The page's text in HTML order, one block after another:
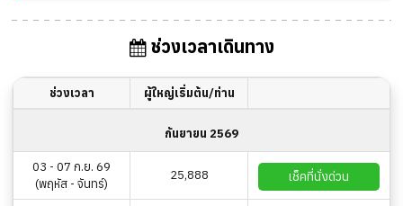
ช่วงเวลาเดินทาง
ช่วงเวลา ผู้ใหญ่เริ่มต้น/ท่าน
กันยายน 2569
03 - 07 ก.ย. 69
(พฤหัส - จันทร์)
25,888 เช็คที่นั่งด่วน